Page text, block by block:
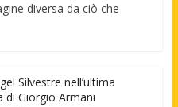
diversa da ciò che
Silvestre nell’ultima
di Giorgio Armani